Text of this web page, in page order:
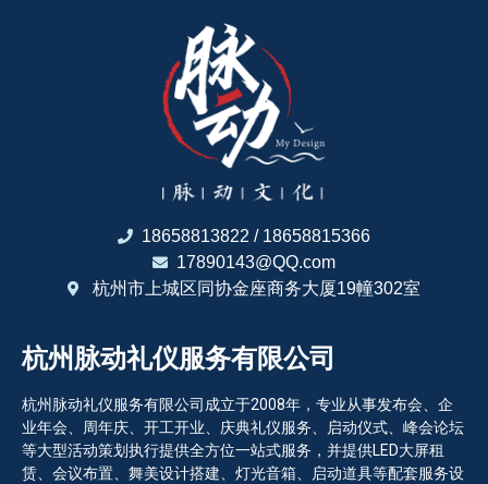
18658813822 / 18658815366
17890143@QQ.com
杭州市上城区同协金座商务大厦19幢302室
杭州脉动礼仪服务有限公司
杭州脉动礼仪服务有限公司成立于2008年，专业从事发布会、企
业年会、周年庆、开工开业、庆典礼仪服务、启动仪式、峰会论坛
等大型活动策划执行提供全方位一站式服务，并提供LED大屏租
赁、会议布置、舞美设计搭建、灯光音箱、启动道具等配套服务设